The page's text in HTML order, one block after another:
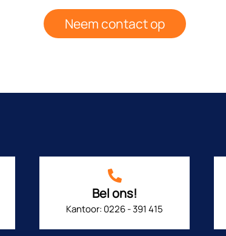
Neem contact op
Bel ons!
Kantoor: 0226 - 391 415